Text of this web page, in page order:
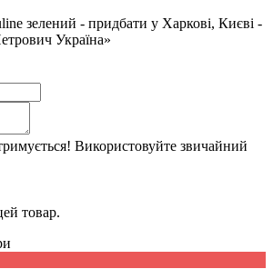
зелений - придбати у Харкові, Києві -
Україна»
Використовуйте звичайний
товар.